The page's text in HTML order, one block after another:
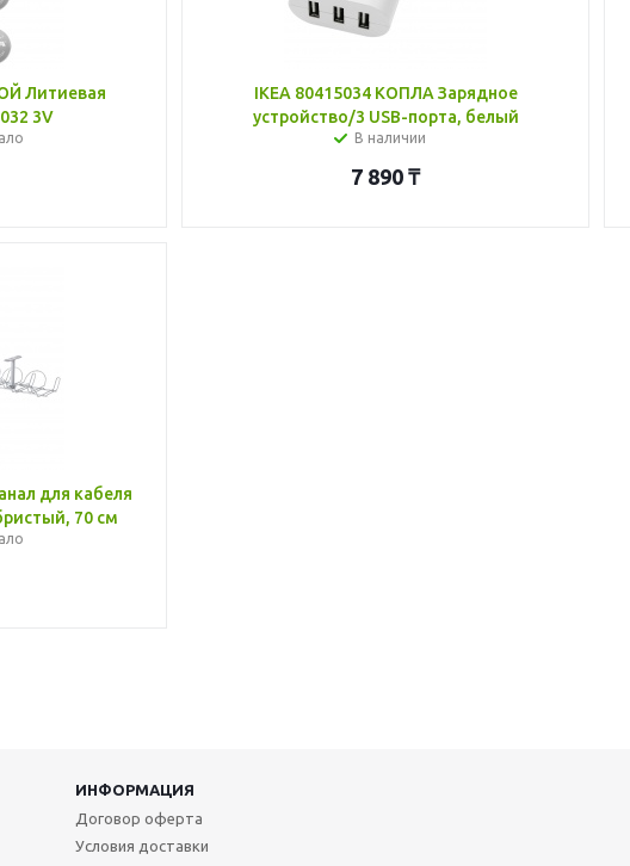
Литиевая
3V
IKEA 80415034 КОПЛА Зарядное
устройство/3 USB-порта, белый
В наличии
7 890 ₸
для кабеля
70 см
ИНФОРМАЦИЯ
Договор оферта
Условия доставки